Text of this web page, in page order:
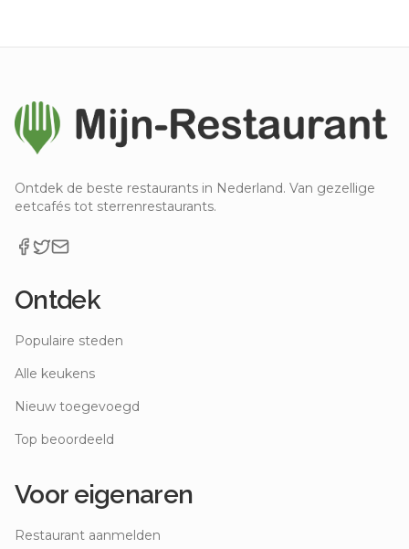
Ontdek de beste restaurants in Nederland. Van gezellige
eetcafés tot sterrenrestaurants.
Ontdek
Populaire steden
Alle keukens
Nieuw toegevoegd
Top beoordeeld
Voor eigenaren
Restaurant aanmelden